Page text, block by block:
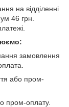
на відділенні
46 грн.
замовлення
або пром-
пром-оплату.